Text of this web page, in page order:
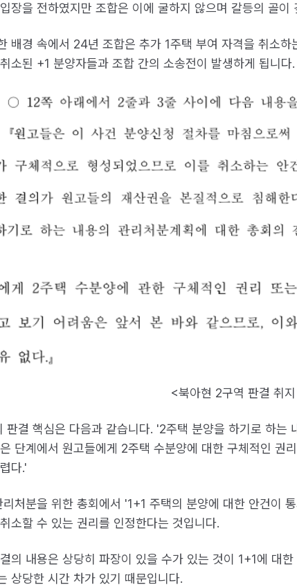
장을 전하였지만 조합은 이에 굴하지 않으며 갈등의 골이
배경 속에서 24년 조합은 추가 1주택 부여 자격을 취소
소된 +1 분양자들과 조합 간의 소송전이 발생하게 됩니다.
<북아현 2구역 판결 취
판결 핵심은 다음과 같습니다. '2주택 분양을 하기로 하는
단계에서 원고들에게 2주택 수분양에 대한 구체적인 권
다.'
처분을 위한 총회에서 '1+1 주택의 분양에 대한 안건이
소할 수 있는 권리를 인정한다는 것입니다.
의 내용은 상당히 파장이 있을 수가 있는 것이 1+1에 대
상당한 시간 차가 있기 때문입니다.